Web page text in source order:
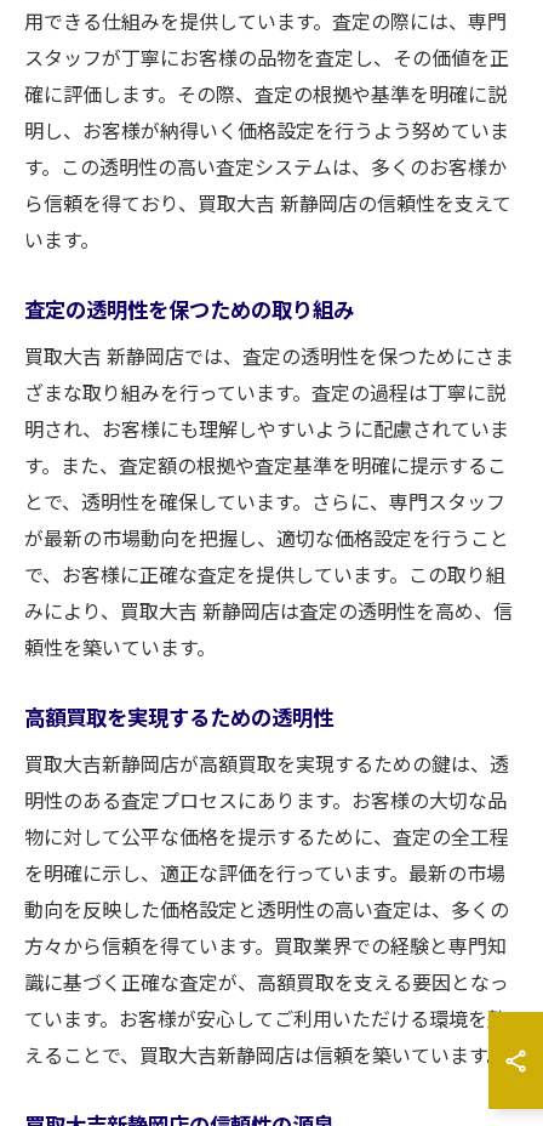
用できる仕組みを提供しています。査定の際には、専門
スタッフが丁寧にお客様の品物を査定し、その価値を正
確に評価します。その際、査定の根拠や基準を明確に説
明し、お客様が納得いく価格設定を行うよう努めていま
す。この透明性の高い査定システムは、多くのお客様か
ら信頼を得ており、買取大吉 新静岡店の信頼性を支えて
います。
査定の透明性を保つための取り組み
買取大吉 新静岡店では、査定の透明性を保つためにさま
ざまな取り組みを行っています。査定の過程は丁寧に説
明され、お客様にも理解しやすいように配慮されていま
す。また、査定額の根拠や査定基準を明確に提示するこ
とで、透明性を確保しています。さらに、専門スタッフ
が最新の市場動向を把握し、適切な価格設定を行うこと
で、お客様に正確な査定を提供しています。この取り組
みにより、買取大吉 新静岡店は査定の透明性を高め、信
頼性を築いています。
高額買取を実現するための透明性
買取大吉新静岡店が高額買取を実現するための鍵は、透
明性のある査定プロセスにあります。お客様の大切な品
物に対して公平な価格を提示するために、査定の全工程
を明確に示し、適正な評価を行っています。最新の市場
動向を反映した価格設定と透明性の高い査定は、多くの
方々から信頼を得ています。買取業界での経験と専門知
識に基づく正確な査定が、高額買取を支える要因となっ
ています。お客様が安心してご利用いただける環境を整
えることで、買取大吉新静岡店は信頼を築いています。